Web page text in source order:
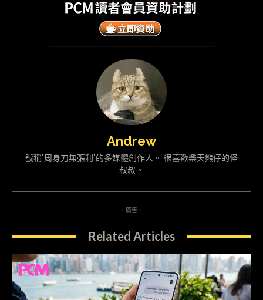
Andrew
號稱"周身刀無張利"的多媒體創作人。 很喜歡樂天熊仔的怪
叔叔。
- 廣告 -
Related Articles